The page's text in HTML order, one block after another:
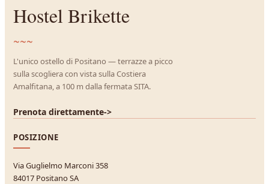
Hostel Brikette
~~~
L'unico ostello di Positano — terrazze a picco
sulla scogliera con vista sulla Costiera
Amalfitana, a 100 m dalla fermata SITA.
Prenota direttamente->
POSIZIONE
Via Guglielmo Marconi 358
84017 Positano SA